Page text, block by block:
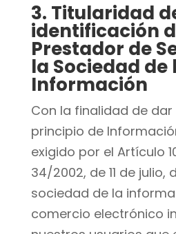
3. Titularidad
identificación
Prestador de
la Sociedad de
Información
Con la finalidad de
principio de
exigido por el Artículo
34/2002, de 11 de julio,
sociedad de la
comercio electrónico